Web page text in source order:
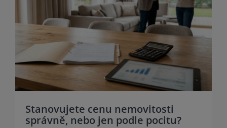
Stanovujete cenu nemovitosti
správně, nebo jen podle pocitu?